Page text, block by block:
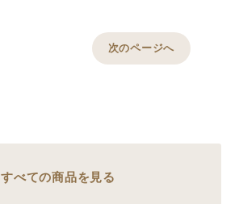
次のページへ
すべての商品を見る